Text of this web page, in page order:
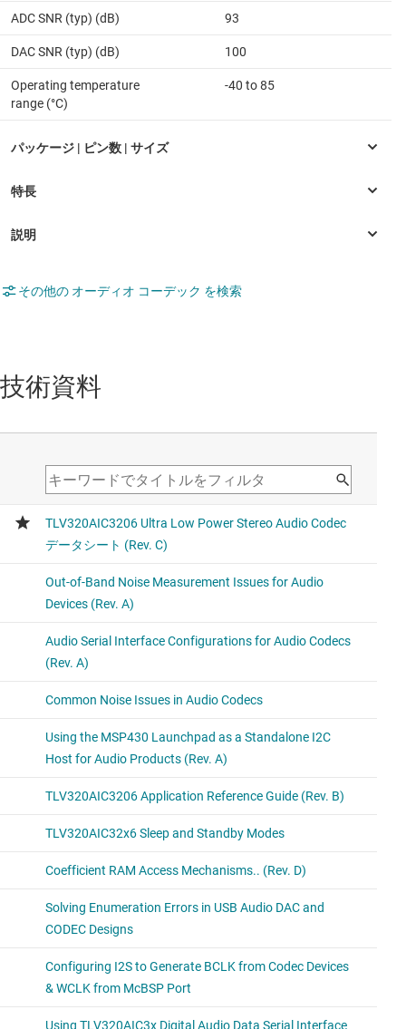
ADC SNR (typ) (dB) 93
DAC SNR (typ) (dB) 100
Operating temperature
range (°C)
-40 to 85
その他の オーディオ コーデック を検索
技術資料